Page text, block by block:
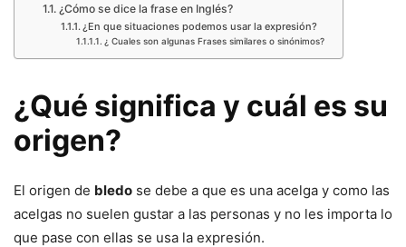
¿Cómo se dice la frase en Inglés?
¿En que situaciones podemos usar la expresión?
¿ Cuales son algunas Frases similares o sinónimos?
¿Qué significa y cuál es su
origen?
El origen de bledo se debe a que es una acelga y como las
acelgas no suelen gustar a las personas y no les importa lo
que pase con ellas se usa la expresión.